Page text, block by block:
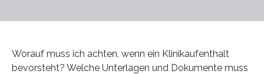
Worauf muss ich achten, wenn ein Klinikaufenthalt
bevorsteht? Welche Unterlagen und Dokumente muss